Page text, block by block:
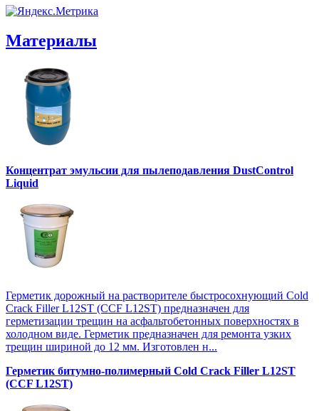
Материалы
Концентрат эмульсии для пылеподавления DustControl
Liquid
Герметик дорожный на растворителе быстросохнующий Cold
Crack Filler L12SТ (CCF L12SТ) предназначен для
герметизации трещин на асфальтобетонных поверхностях в
холодном виде. Герметик предназначен для ремонта узких
трещин шириной до 12 мм. Изготовлен н...
Герметик битумно-полимерный Cold Crack Filler L12SТ
(CCF L12SТ)